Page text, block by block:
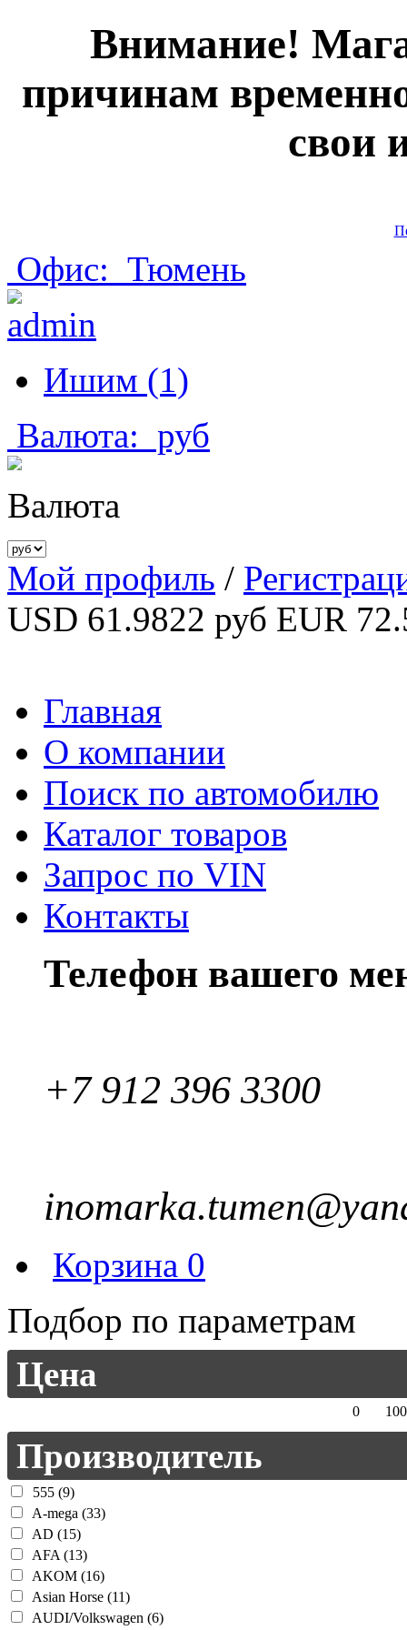
Внимание!
причинам
свои
Офис: Тюмень
Ишим (1)
Валюта: руб
Валюта
Мой профиль /
USD 61.9822 руб EUR
Главная
О компании
Поиск по автомобилю
Каталог товаров
Запрос по VIN
Контакты
Телефон вашего
+7 912 396 3300
Корзина 0
Подбор по параметрам
Цена
0
Производитель
555 (9)
A-mega (33)
AD (15)
AFA (13)
AKOM (16)
Asian Horse (11)
AUDI/Volkswagen (6)